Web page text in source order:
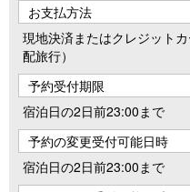
お支払方法
現地決済またはクレジット
配旅行）
予約受付期限
宿泊日の2日前23:00まで
予約の変更受付可能日時
宿泊日の2日前23:00まで